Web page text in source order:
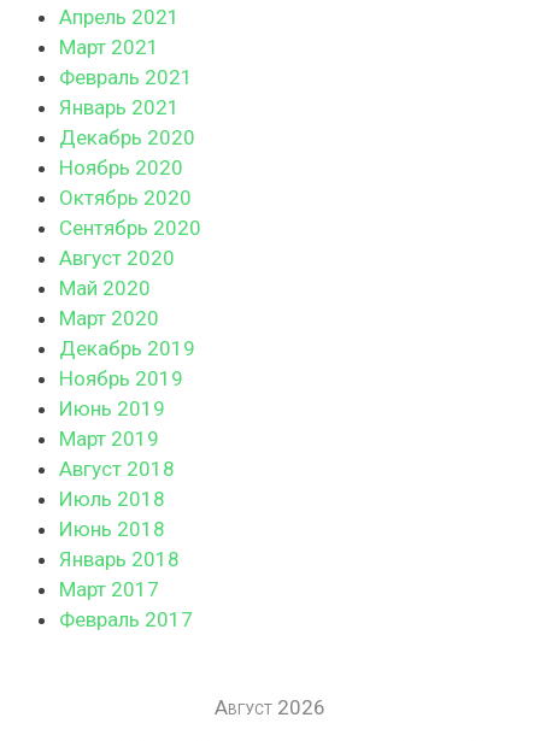
Апрель 2021
Март 2021
Февраль 2021
Январь 2021
Декабрь 2020
Ноябрь 2020
Октябрь 2020
Сентябрь 2020
Август 2020
Май 2020
Март 2020
Декабрь 2019
Ноябрь 2019
Июнь 2019
Март 2019
Август 2018
Июль 2018
Июнь 2018
Январь 2018
Март 2017
Февраль 2017
Август 2026